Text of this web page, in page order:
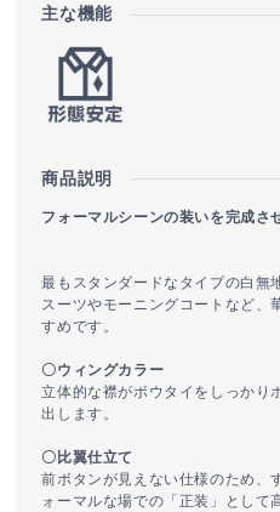
主な機能
商品説明
フォーマルシーンの装いを完成さ
最もスタンダードなタイプの白無
スーツやモーニングコートなど、
すめです。
〇ウィングカラー
立体的な襟がボウタイをしっかり
出します。
〇比翼仕立て
前ボタンが見えない仕様のため、
ォーマルな場での「正装」として